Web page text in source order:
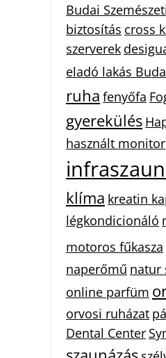
Budai
biztosítás cross
szerverek
eladó lakás
ruha fenyőfa
gyerekülés
használt monitor
klíma kreatin
légkondicionáló
motoros fűkasza
naperőmű natur
online parfüm
orvosi ruházat
Dental Center